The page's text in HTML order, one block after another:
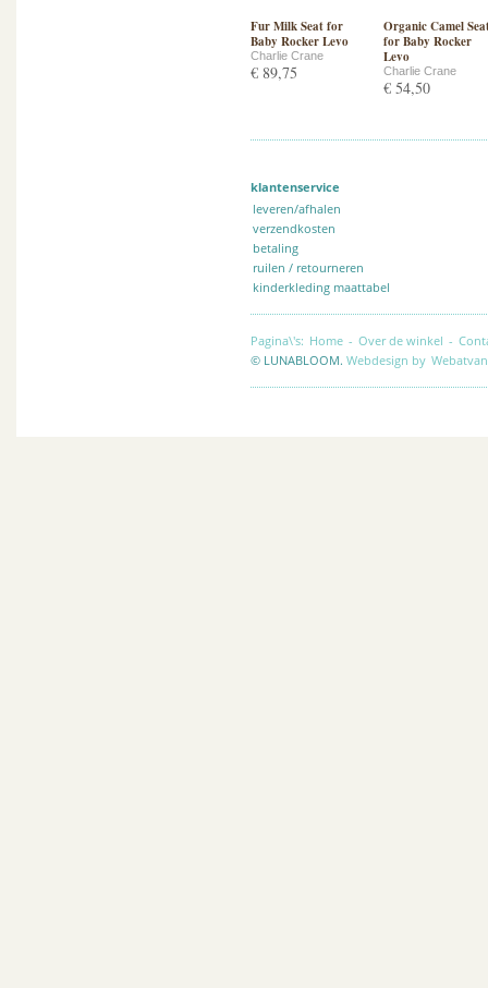
Fur Milk Seat for
Baby Rocker Levo
Charlie Crane
€ 89,75
Organic Camel
for Baby Rocker
Levo
Charlie Crane
€ 54,50
klantenservice
leveren/afhalen
verzendkosten
betaling
ruilen / retourneren
kinderkleding maattabel
Pagina\'s: Home - Over de winkel -
© LUNABLOOM. Webdesign by